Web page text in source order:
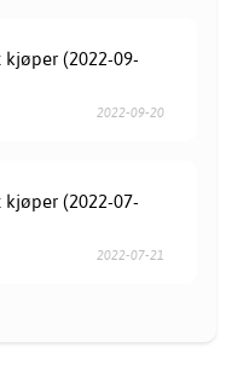
kjøper (2022-09-
2022-09-20
kjøper (2022-07-
2022-07-21